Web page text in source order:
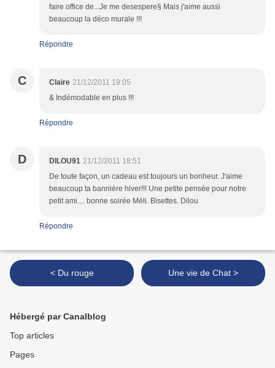
faire office de...Je me desespere§ Mais j'aime aussi
beaucoup la déco murale !!!
Répondre
C Claire 21/12/2011 19:05
& Indémodable en plus !!!
Répondre
D DILOU91 21/12/2011 18:51
De toute façon, un cadeau est toujours un bonheur. J'aime
beaucoup ta bannière hiver!!! Une petite pensée pour notre
petit ami.... bonne soirée Méli. Bisettes. Dilou
Répondre
< Du rouge Une vie de Chat >
Hébergé par Canalblog
Top articles
Pages